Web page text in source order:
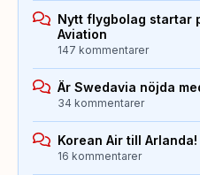
Nytt flygbolag startar
Aviation
147 kommentarer
Är Swedavia nöjda
34 kommentarer
Korean Air till Arlanda!
16 kommentarer